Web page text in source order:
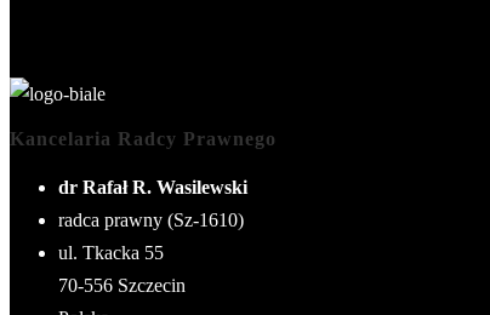
Kancelaria Radcy Prawnego
dr Rafał R. Wasilewski
radca prawny (Sz-1610)
ul. Tkacka 55
70-556 Szczecin